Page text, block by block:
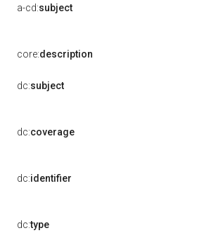
a-cd:subject
core:description
dc:subject
dc:coverage
dc:identifier
dc:type